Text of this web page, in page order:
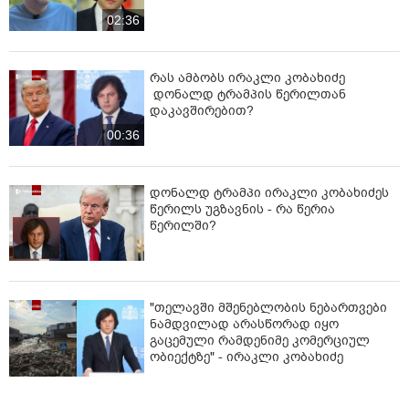
02:36
00:36
რას ამბობს ირაკლი კობახიძე
დონალდ ტრამპის წერილთან
დაკავშირებით?
დონალდ ტრამპი ირაკლი კობახიძეს
წერილს უგზავნის - რა წერია
წერილში?
"თელავში მშენებლობის ნებართვები
ნამდვილად არასწორად იყო
გაცემული რამდენიმე კომერციულ
ობიექტზე" - ირაკლი კობახიძე